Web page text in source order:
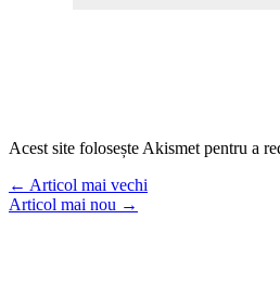
Acest site folosește Akismet pentru a
← Articol mai vechi
Articol mai nou →